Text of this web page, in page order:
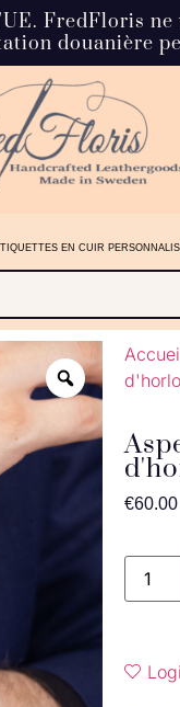
FredFloris
douanière
EN CUIR
€60.00